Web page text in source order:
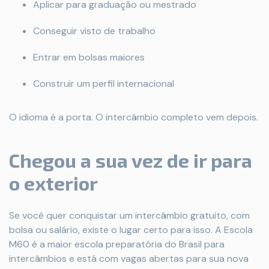
Aplicar para graduação ou mestrado
Conseguir visto de trabalho
Entrar em bolsas maiores
Construir um perfil internacional
O idioma é a porta. O intercâmbio completo vem depois.
Chegou a sua vez de ir para
o exterior
Se você quer conquistar um intercâmbio gratuito, com
bolsa ou salário, existe o lugar certo para isso. A Escola
M60 é a maior escola preparatória do Brasil para
intercâmbios e está com vagas abertas para sua nova